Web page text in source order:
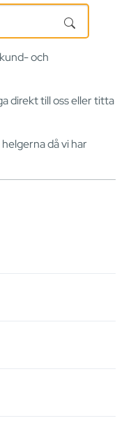
och
direkt till oss eller titta
då vi har